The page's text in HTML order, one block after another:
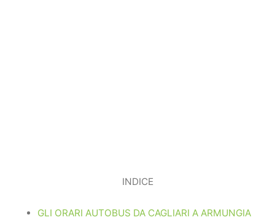
INDICE
GLI ORARI AUTOBUS DA CAGLIARI A ARMUNGIA